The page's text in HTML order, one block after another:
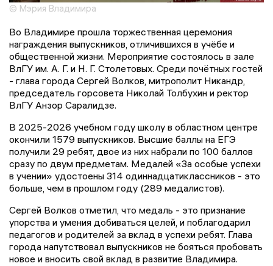
© Мэрия Владимира
Во Владимире прошла торжественная церемония
награждения выпускников, отличившихся в учёбе и
общественной жизни. Мероприятие состоялось в зале
ВлГУ им. А. Г. и Н. Г. Столетовых. Среди почётных гостей
- глава города Сергей Волков, митрополит Никандр,
председатель горсовета Николай Толбухин и ректор
ВлГУ Анзор Саралидзе.
В 2025-2026 учебном году школу в областном центре
окончили 1579 выпускников. Высшие баллы на ЕГЭ
получили 29 ребят, двое из них набрали по 100 баллов
сразу по двум предметам. Медалей «За особые успехи
в учении» удостоены 314 одиннадцатиклассников - это
больше, чем в прошлом году (289 медалистов).
Сергей Волков отметил, что медаль - это признание
упорства и умения добиваться целей, и поблагодарил
педагогов и родителей за вклад в успехи ребят. Глава
города напутствовал выпускников не бояться пробовать
новое и вносить свой вклад в развитие Владимира.